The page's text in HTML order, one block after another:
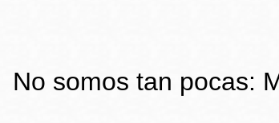
No somos tan pocas: